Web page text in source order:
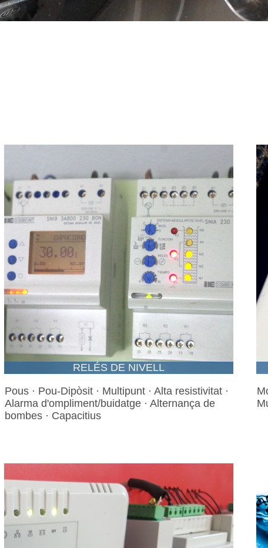
RELÉS DE NIVELL
Pous · Pou-Dipòsit · Multipunt · Alta resistivitat ·
Alarma d'ompliment/buidatge · Alternança de
bombes · Capacitius